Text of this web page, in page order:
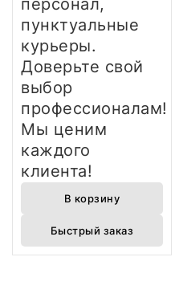
персонал,
пунктуальные
курьеры.
Доверьте свой
выбор
профессионалам!
Мы ценим
каждого
клиента!
В корзину
Быстрый заказ